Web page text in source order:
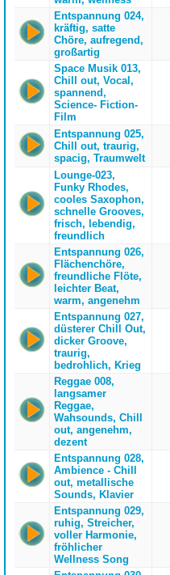
Entspannung 024,
kräftig, satte
Chöre, aufregend,
großartig
Space Musik 013,
Chill out, Vocal,
spannend,
Science- Fiction-
Film
Entspannung 025,
Chill out, traurig,
spacig, Traumwelt
Lounge-023,
Funky Rhodes,
cooles Saxophon,
schnelle Grooves,
frisch, lebendig,
freundlich
Entspannung 026,
Flächenchöre,
freundliche Flöte,
leichter Beat,
warm, angenehm
Entspannung 027,
düsterer Chill Out,
dicker Groove,
traurig,
bedrohlich, Krieg
Reggae 008,
langsamer
Reggae,
Wahsounds, Chill
out, angenehm,
dezent
Entspannung 028,
Ambience - Chill
out, metallische
Sounds, Klavier
Entspannung 029,
ruhig, Streicher,
voller Harmonie,
fröhlicher
Wellness Song